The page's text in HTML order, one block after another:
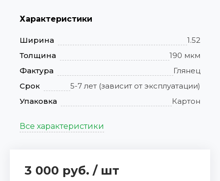
Характеристики
Ширина
1.52
Толщина
190 мкм
Фактура
Глянец
Срок
5-7 лет (зависит от эксплуатации)
Упаковка
Картон
Все характеристики
3 000 руб. / шт